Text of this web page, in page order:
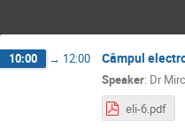
10:00 → 12:00 Câmpul
Speaker: Dr
eli-6.pdf